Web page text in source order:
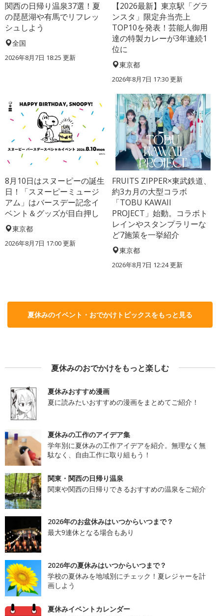
関西の日帰り温泉37選！夏
の琵琶湖や有馬でリフレッ
シュしよう
全国
2026年8月7日 18:25 更新
【2026最新】東京駅「グラ
ンスタ」限定弁当売上
TOP10を発表！芸能人御用
達の特製カレーが3年連続1
位に
東京都
2026年8月7日 17:30更新
8月10日はスヌーピーの誕生
日！「スヌーピーミュージ
アム」はバースデー記念イ
ベント＆グッズが目白押し
東京都
2026年8月7日 17:00更新
FRUITS ZIPPER×東武鉄道、
約3カ月の大型コラボ
「TOBU KAWAII
PROJECT」始動。コラボト
レインやスタンプラリーな
ど7施策を一挙紹介
東京都
2026年8月7日 12:24更新
夏休みのイベント・おでかけトピックスをもっと見る
夏休みのおでかけをもっと楽しむ
夏休みおすすめ漫画
夏に読みたいおすすめの漫画をまとめてご紹介！
夏休みの工作のアイデア集
学年別に夏休みの工作アイデアを紹介。無理なく無
駄なく、自由工作に取り組もう！
関東・関西の日帰り温泉
関東や関西の日帰りできるおすすめの温泉をご紹介
2026年のお盆休みはいつからいつまで？
最大9連休となる場合もあり
2026年の夏休みはいつからいつまで？
学校の夏休みを地域別にチェック！夏レジャーを計
画しよう
夏休みイベントカレンダー